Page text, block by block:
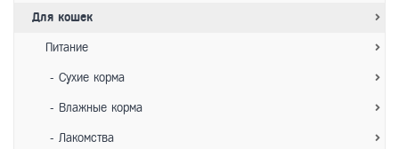
Для кошек
Питание
- Сухие корма
- Влажные корма
- Лакомства